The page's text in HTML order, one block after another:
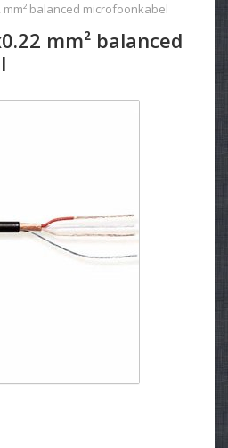
mm² balanced microfoonkabel
mm² balanced